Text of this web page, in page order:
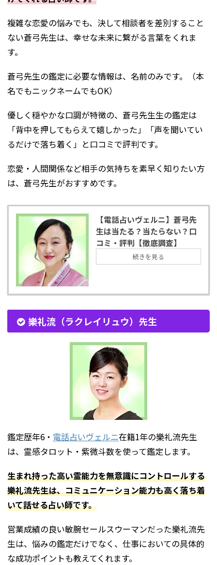
複雑な恋愛の悩みでも、決して相談者を差別すること
ない蒼弓先生は、幸せな未来に繋がる言葉をくれま
す。
蒼弓先生の鑑定に必要な情報は、名前のみです。（本
名でもニックネームでもOK）
優しく穏やかな口調が特徴の、蒼弓先生生の鑑定は
「背中を押してもらえて嬉しかった」「声を聞いてい
るだけで落ち着く」と口コミで評判です。
恋愛・人間関係など相手の気持ちを素早く知りたい方
は、蒼弓先生がおすすめです。
【電話占いヴェルニ】蒼弓先
生は当たる？当たらない？口
コミ・評判【徹底調査】
続きを見る
樂礼流（ラクレイリュウ）先生
鑑定歴年6・ 電話占いヴェルニ在籍1年の樂礼流先生
は、霊感タロット・紫微斗数を使って鑑定します。
生まれ持った高い霊能力を無意識にコントロールする
樂礼流先生は、コミュニケーション能力も高く落ち着
いて話せる占い師です。
営業成績の良い敏腕セールスウーマンだった樂礼流先
生は、悩みの鑑定だけでなく、仕事においての具体的
な成功ポイントも教えてくれます。